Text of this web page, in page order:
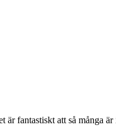
fantastiskt att så många